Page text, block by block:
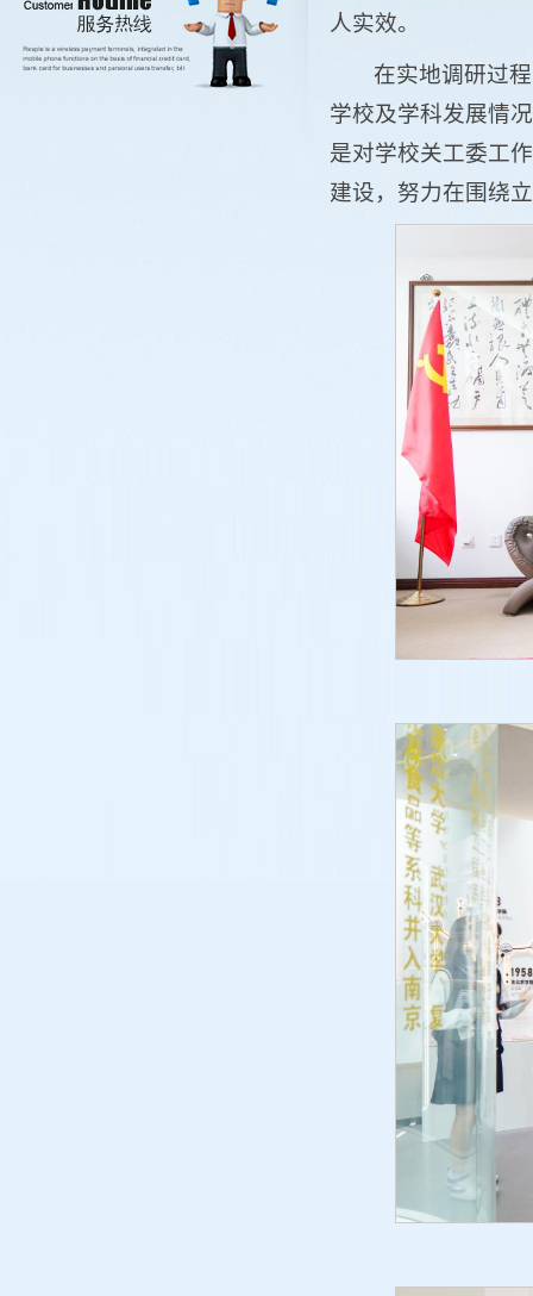
人实效。
在实地调研过
学校及学科发展情
是对学校关工委工
建设，努力在围绕